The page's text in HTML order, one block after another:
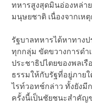
ทหารสูงสุดมินอ่องหล่า
มนุษยชาติ เนื่องจากเห
รัฐบาลทหารได้หาทาง
ทุกกลุ่ม ขัดขวางการดำ
ประชาธิปไตยของพลเ
ธรรมให้กับรัฐที่อยู่ภาย
ไรท์วอทช์กล่าว ทั้งยังมี
ครั้งนี้เป็นชัยชนะสำคัญ